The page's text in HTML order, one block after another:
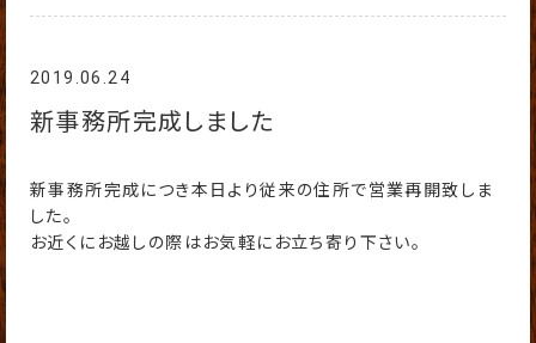
2019.06.24
新事務所完成しました
新事務所完成につき本日より従来の住所で営業再開致しま
した。
お近くにお越しの際はお気軽にお立ち寄り下さい。